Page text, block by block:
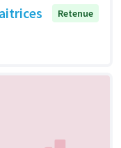
Retenue